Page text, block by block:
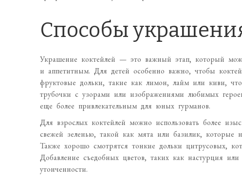
Способы
Украшение коктейлей — это важный этап, который
и аппетитным. Для детей особенно важно, чтобы
фруктовые дольки, такие как лимон, лайм или киви,
трубочки с узорами или изображениями любимых
еще более привлекательным для юных гурманов.
Для взрослых коктейлей можно использовать более
свежей зеленью, такой как мята или базилик, которые
Также хорошо смотрятся тонкие дольки цитрусовых,
Добавление съедобных цветов, таких как настурция
утонченности.